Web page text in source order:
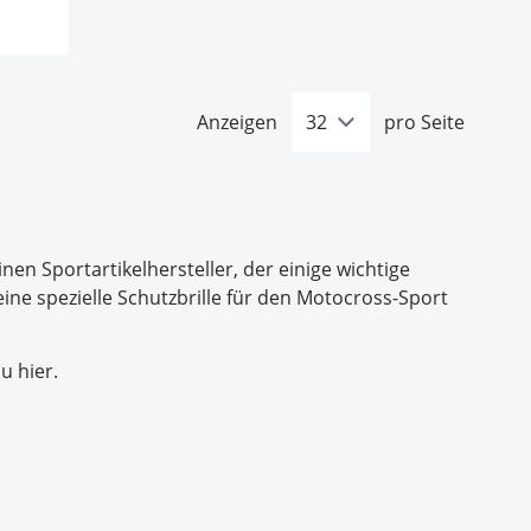
Anzeigen pro Seite
Sportartikelhersteller, der einige wichtige
spezielle Schutzbrille für den Motocross-Sport
hier.